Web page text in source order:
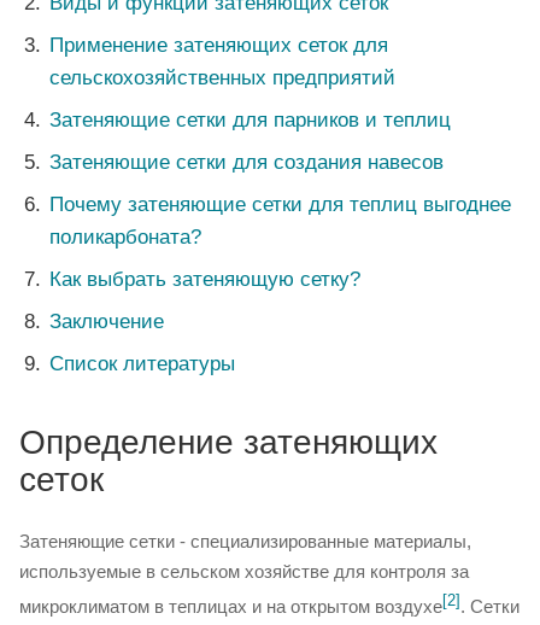
Применение затеняющих сеток для
сельскохозяйственных предприятий
Затеняющие сетки для парников и теплиц
Затеняющие сетки для создания навесов
Почему затеняющие сетки для теплиц выгоднее
поликарбоната?
Как выбрать затеняющую сетку?
Заключение
Список литературы
Определение затеняющих
сеток
Затеняющие сетки - специализированные материалы,
используемые в сельском хозяйстве для контроля за
микроклиматом в теплицах и на открытом воздухе [2] . Сетки